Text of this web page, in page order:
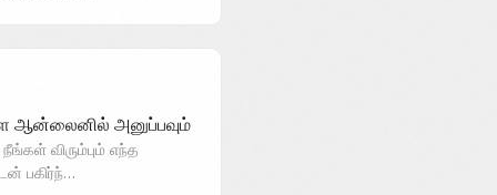
ஆன்லைனில் அனுப்பவும்
விரும்பும் எந்த
பகிர்ந்…